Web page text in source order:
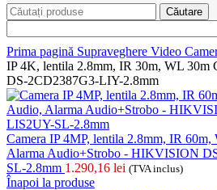
Căutare
Prima pagină Supraveghere Video
IP 4K, lentila 2.8mm, IR 30m, WL
DS-2CD2387G3-LIY-2.8mm
Camera IP 4MP, lentila 2.8mm, IR
Alarma Audio+Strobo - HIKVISION
SL-2.8mm 1.290,16 lei (TVA inclus)
Înapoi la produse